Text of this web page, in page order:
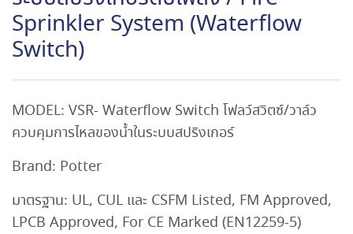
Sprinkler System (Waterflow
Switch)
MODEL: VSR- Waterflow Switch โฟลว์สวิตซ์/วาล์ว
ควบคุมการไหลของน้ำในระบบสปริงเกอร์
Brand: Potter
มาตรฐาน: UL, CUL และ CSFM Listed, FM Approved,
LPCB Approved, For CE Marked (EN12259-5)